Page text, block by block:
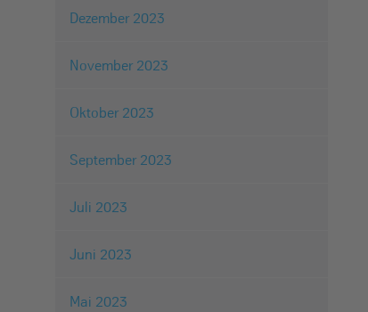
Dezember 2023
November 2023
Oktober 2023
September 2023
Juli 2023
Juni 2023
Mai 2023